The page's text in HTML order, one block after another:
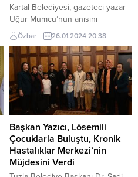
Kartal Belediyesi, gazeteci-yazar
Uğur Mumcu’nun anısını
yaşatmak için her yıl düzenlediği,
‘Uğur Mumcu’yu Anma Yol
Koşusu’nun 13’üncüsünü
gerçekleştiriyor. 24 Ocak 1993’te
Ankara’daki evinin önündeki
aracına yerleştirilen bombanın
patlaması sonucu suikasta kurban
giden demokrasi şehidi,
araştırmacı gazeteci, hukukçu
Uğur Mumcu’nun adını yaşatmak
için Kartal Belediyesi tarafından
başlatılan ve bu yıl 13’üncüsü...
Özbar 26.01.2024 20:38
Başkan Yazıcı, Lösemili
Çocuklarla Buluştu, Kronik
Hastalıklar Merkezi’nin
Müjdesini Verdi